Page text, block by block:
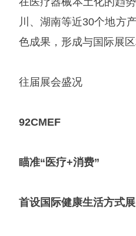
川、湖南等近30个地方
色成果，形成与国际展
往届展会盛况
92CMEF
瞄准“医疗+消费”
首设国际健康生活方式展